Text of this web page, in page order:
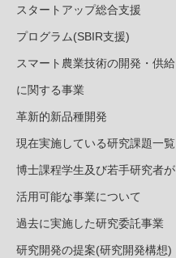
スタートアップ総合支援
プログラム(SBIR支援)
スマート農業技術の開発・供給
に関する事業
革新的新品種開発
現在実施している研究課題一覧
博士課程学生及び若手研究者が
活用可能な事業について
過去に実施した研究委託事業
研究開発の提案(研究開発構想)